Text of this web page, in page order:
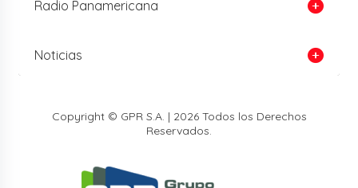
Radio Panamericana
Noticias
Copyright © GPR S.A. | 2026 Todos los Derechos
Reservados.